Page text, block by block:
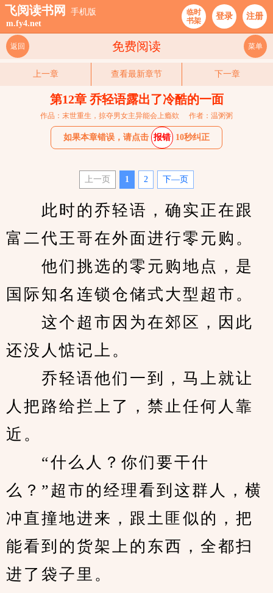
飞阅读书网
手机版
m.fy4.net
临时
书架
登录 注册
免费阅读
返回 菜单
上一章 查看最新章节 下一章
第12章 乔轻语露出了冷酷的一面
作品：末世重生，掠夺男女主异能会上瘾欸 作者：温粥粥
如果本章错误，请点击 报错 10秒纠正
上一页 1 2 下—页
此时的乔轻语，确实正在跟
富二代王哥在外面进行零元购。
他们挑选的零元购地点，是
国际知名连锁仓储式大型超市。
这个超市因为在郊区，因此
还没人惦记上。
乔轻语他们一到，马上就让
人把路给拦上了，禁止任何人靠
近。
“什么人？你们要干什
么？”超市的经理看到这群人，横
冲直撞地进来，跟土匪似的，把
能看到的货架上的东西，全都扫
进了袋子里。